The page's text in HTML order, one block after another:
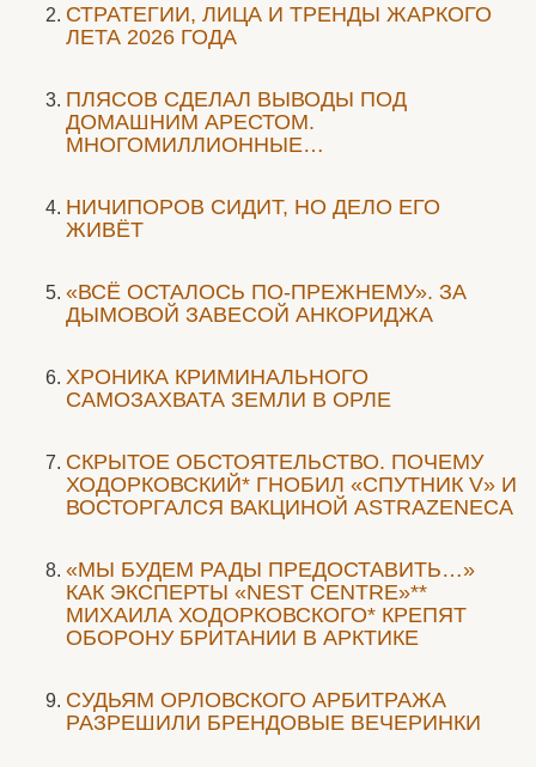
СТРАТЕГИИ, ЛИЦА И ТРЕНДЫ ЖАРКОГО
ЛЕТА 2026 ГОДА
ПЛЯСОВ СДЕЛАЛ ВЫВОДЫ ПОД
ДОМАШНИМ АРЕСТОМ.
МНОГОМИЛЛИОННЫЕ…
НИЧИПОРОВ СИДИТ, НО ДЕЛО ЕГО
ЖИВЁТ
«ВСЁ ОСТАЛОСЬ ПО-ПРЕЖНЕМУ». ЗА
ДЫМОВОЙ ЗАВЕСОЙ АНКОРИДЖА
ХРОНИКА КРИМИНАЛЬНОГО
САМОЗАХВАТА ЗЕМЛИ В ОРЛЕ
СКРЫТОЕ ОБСТОЯТЕЛЬСТВО. ПОЧЕМУ
ХОДОРКОВСКИЙ* ГНОБИЛ «СПУТНИК V» И
ВОСТОРГАЛСЯ ВАКЦИНОЙ ASTRAZENECA
«МЫ БУДЕМ РАДЫ ПРЕДОСТАВИТЬ…»
КАК ЭКСПЕРТЫ «NEST CENTRE»**
МИХАИЛА ХОДОРКОВСКОГО* КРЕПЯТ
ОБОРОНУ БРИТАНИИ В АРКТИКЕ
CУДЬЯМ ОРЛОВСКОГО АРБИТРАЖА
РАЗРЕШИЛИ БРЕНДОВЫЕ ВЕЧЕРИНКИ